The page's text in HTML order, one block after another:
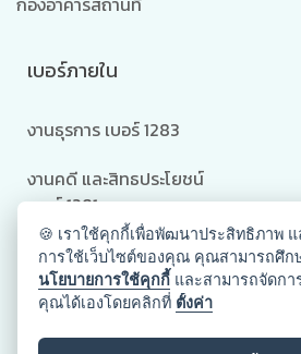
เบอร์ภายใน
งานธุรการ เบอร์ 1283
งานคดี และสิทธประโยชน์
เบอร์ 1281
งานนิติการและสัญญา เบอร์
1283
🍪 เราใช้คุกกี้เพื่อพัฒนาประสิทธิภาพ
การใช้เว็บไซต์ของคุณ คุณสามารถศึก
นโยบายการใช้คุกกี้ และสามารถจัดก
คุณได้เองโดยคลิกที่ ตั้งค่า